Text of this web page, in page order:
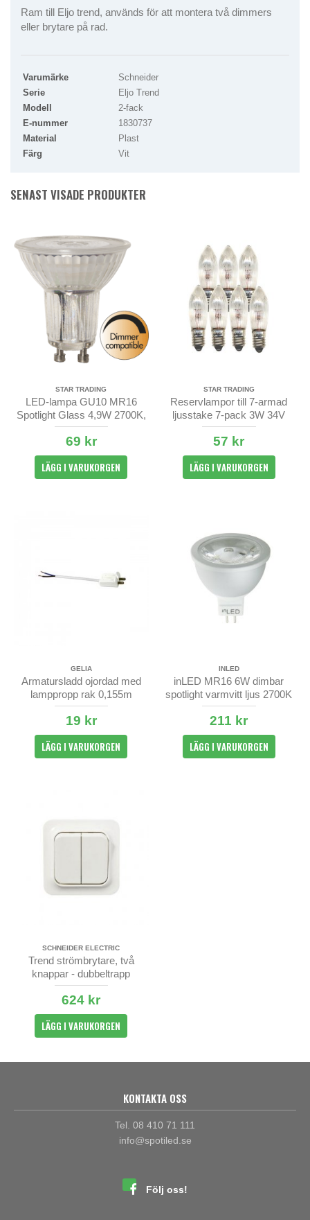
Ram till Eljo trend, används för att montera två dimmers
eller brytare på rad.
Varumärke
Schneider
Serie
Eljo Trend
Modell
2-fack
E-nummer
1830737
Material
Plast
Färg
Vit
SENAST VISADE PRODUKTER
STAR TRADING
LED-lampa GU10 MR16
Spotlight Glass 4,9W 2700K,
38° spridningsvinkel
69 kr
LÄGG I VARUKORGEN
STAR TRADING
Reservlampor till 7-armad
ljusstake 7-pack 3W 34V
57 kr
LÄGG I VARUKORGEN
GELIA
Armatursladd ojordad med
lamppropp rak 0,155m
19 kr
LÄGG I VARUKORGEN
INLED
inLED MR16 6W dimbar
spotlight varmvitt ljus 2700K
211 kr
LÄGG I VARUKORGEN
SCHNEIDER ELECTRIC
Trend strömbrytare, två
knappar - dubbeltrapp
624 kr
LÄGG I VARUKORGEN
KONTAKTA OSS
Tel. 08 410 71 111
info@spotiled.se
Följ oss!